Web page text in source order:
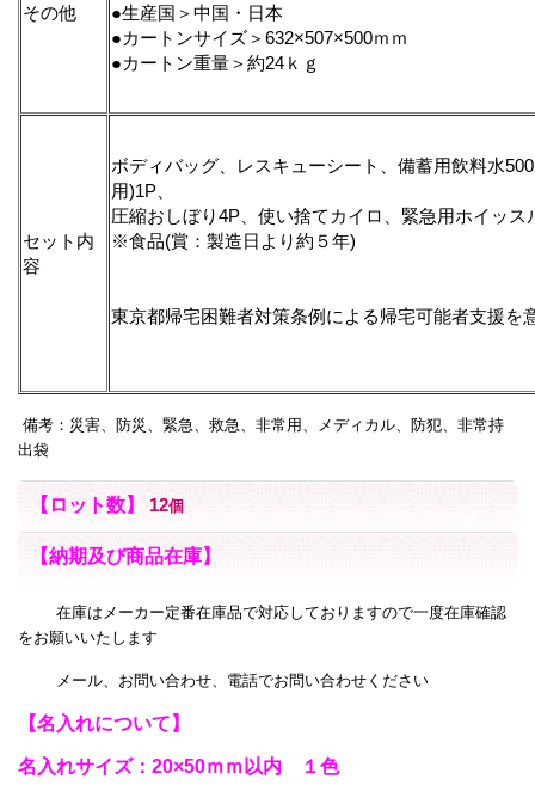
その他
●生産国＞中国・日本
●カートンサイズ＞632×507×500ｍｍ
●カートン重量＞約24ｋｇ
セット内
容
ボディバッグ、レスキューシート、備蓄用飲料水
用)1P、
圧縮おしぼり4P、使い捨てカイロ、緊急用ホイッス
※食品(賞：製造日より約５年)
東京都帰宅困難者対策条例による帰宅可能者支援を
備考：災害、防災、緊急、救急、非常用、メディカル、防犯、非常持
出袋
【ロット数】 12個
【納期及び商品在庫】
在庫はメーカー定番在庫品で対応しておりますので一度在庫確認
をお願いいたします
メール、お問い合わせ、電話でお問い合わせください
【名入れについて】
名入れサイズ：20×50ｍｍ以内 １色